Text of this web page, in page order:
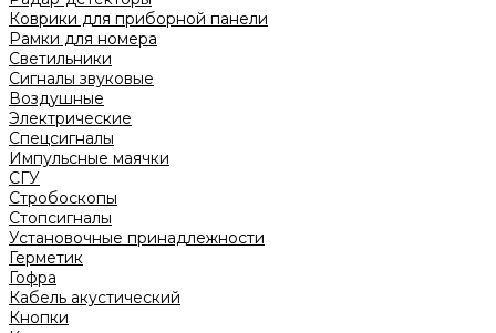
Коврики для приборной панели
Рамки для номера
Светильники
Сигналы звуковые
Воздушные
Электрические
Спецсигналы
Импульсные маячки
СГУ
Стробоскопы
Стопсигналы
Установочные принадлежности
Герметик
Гофра
Кабель акустический
Кнопки